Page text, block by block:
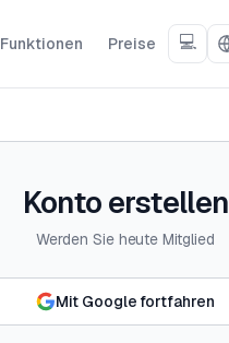
Funktionen Preise 💻
Konto erstellen
Werden Sie heute Mitglied
Mit Google fortfahren